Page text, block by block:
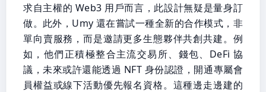
求自主權的 Web3 用戶而言，此設計無疑是量身訂
做。此外，Umy 還在嘗試一種全新的合作模式，非
單向賣服務，而是邀請更多生態夥伴共創共建。例
如，他們正積極整合主流交易所、錢包、DeFi 協
議，未來或許還能透過 NFT 身份認證，開通專屬會
員權益或線下活動優先報名資格。這種邊走邊建的